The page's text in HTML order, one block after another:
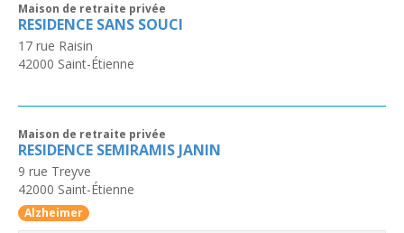
Maison de retraite privée
RESIDENCE SANS SOUCI
17 rue Raisin
42000 Saint-Étienne
Maison de retraite privée
RESIDENCE SEMIRAMIS JANIN
9 rue Treyve
42000 Saint-Étienne
Alzheimer